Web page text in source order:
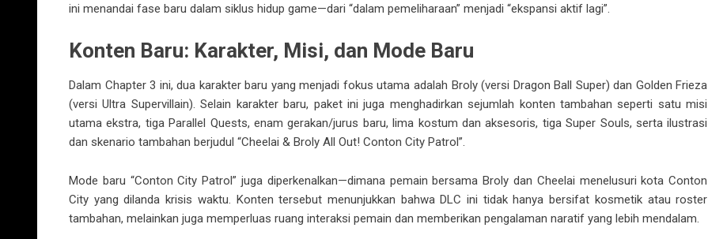
ini menandai fase baru dalam siklus hidup game—dari “dalam pemeliharaan” menjadi “ekspansi aktif lagi”.
Konten Baru: Karakter, Misi, dan Mode Baru
Dalam Chapter 3 ini, dua karakter baru yang menjadi fokus utama adalah Broly (versi Dragon Ball Super) dan Golden Frieza
(versi Ultra Supervillain). Selain karakter baru, paket ini juga menghadirkan sejumlah konten tambahan seperti satu misi
utama ekstra, tiga Parallel Quests, enam gerakan/jurus baru, lima kostum dan aksesoris, tiga Super Souls, serta ilustrasi
dan skenario tambahan berjudul “Cheelai & Broly All Out! Conton City Patrol”.
Mode baru “Conton City Patrol” juga diperkenalkan—dimana pemain bersama Broly dan Cheelai menelusuri kota Conton
City yang dilanda krisis waktu. Konten tersebut menunjukkan bahwa DLC ini tidak hanya bersifat kosmetik atau roster
tambahan, melainkan juga memperluas ruang interaksi pemain dan memberikan pengalaman naratif yang lebih mendalam.